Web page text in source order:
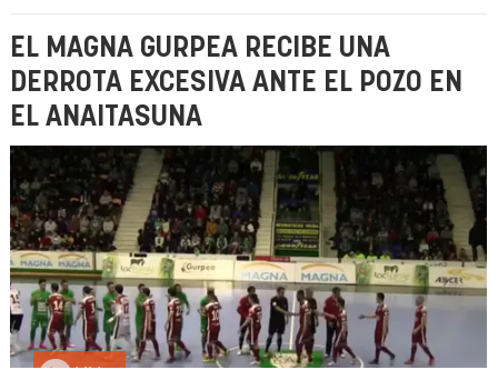
EL MAGNA GURPEA RECIBE UNA
DERROTA EXCESIVA ANTE EL POZO EN
EL ANAITASUNA